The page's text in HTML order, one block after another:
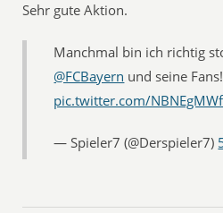
Sehr gute Aktion.
Manchmal bin ich richtig
@FCBayern und seine
pic.twitter.com/
— Spieler7 (@Derspieler7)